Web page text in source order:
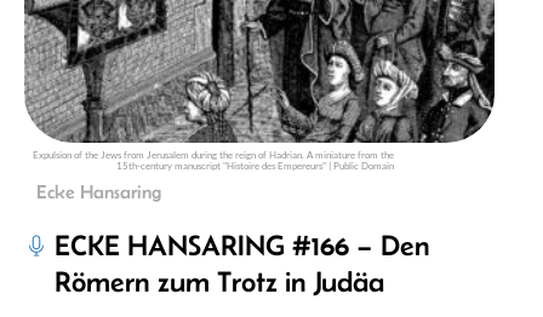
ÜBER UNS
Expulsion of the Jews from Jerusalem during the reign of Hadrian. A miniature from the
15th-century manuscript "Histoire des Empereurs" | Public Domain
Ecke Hansaring
ECKE HANSARING #166 – Den
Römern zum Trotz in Judäa